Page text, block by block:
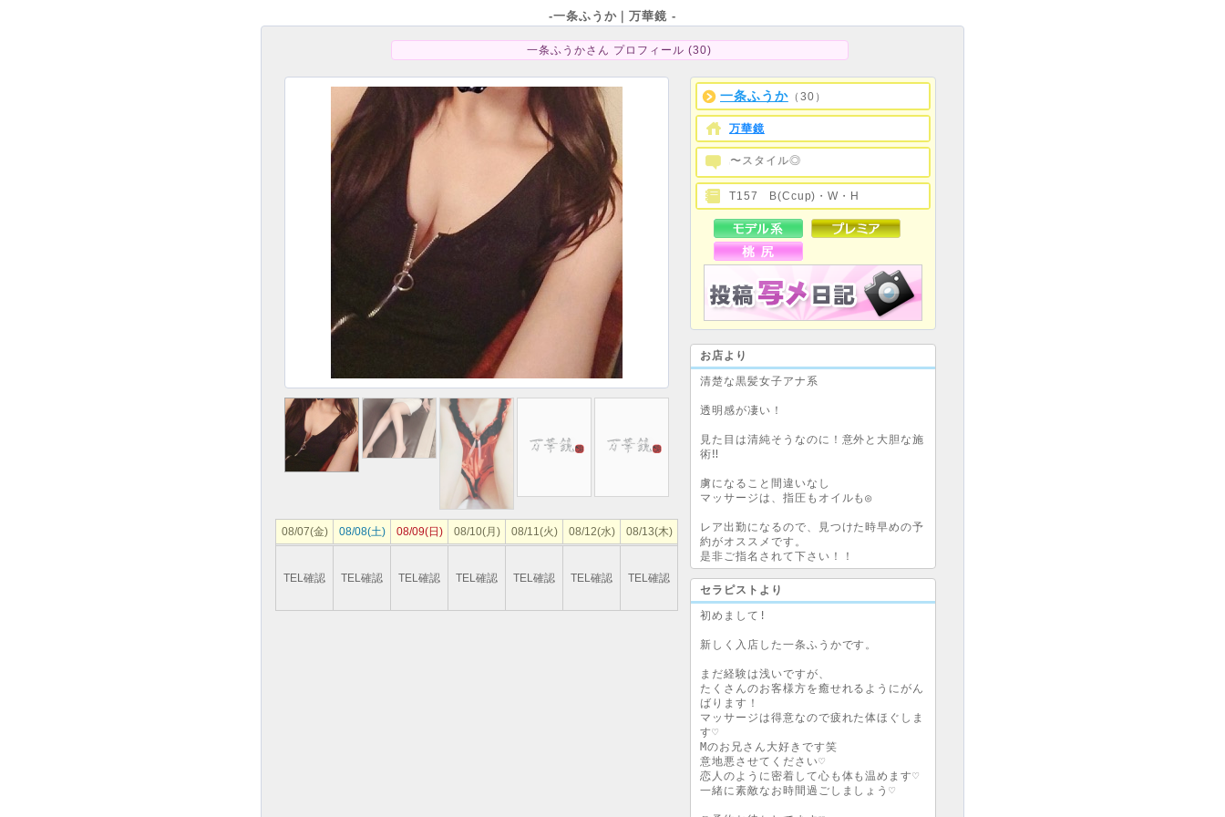
-一条ふうか｜万華鏡 -
一条ふうかさん プロフィール (30)
08/07(金) 08/08(土) 08/09(日) 08/10(月) 08/11(火) 08/12(水) 08/13(木)
TEL確認 TEL確認 TEL確認 TEL確認 TEL確認 TEL確認 TEL確認
一条ふうか（30）
万華鏡
清楚で色白美肌〜スタイル◎
T157 B(Ccup)・W・H
お店より
清楚な黒髪女子アナ系
透明感が凄い！
見た目は清純そうなのに！意外と大胆な施
術‼
虜になること間違いなし
マッサージは、指圧もオイルも◎
レア出勤になるので、見つけた時早めの予
約がオススメです。
セラピストより
初めまして!
新しく入店した一条ふうかです。
まだ経験は浅いですが、
たくさんのお客様方を癒せれるようにがん
ばります！
マッサージは得意なので疲れた体ほぐしま
す♡
Mのお兄さん大好きです笑
意地悪させてください♡
恋人のように密着して心も体も温めます♡
一緒に素敵なお時間過ごしましょう♡